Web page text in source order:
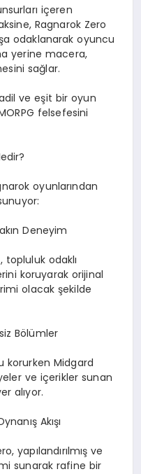
içeren
Ragnarok Zero
odaklanarak oyuncu
yerine macera,
sağlar.
ve eşit bir oyun
felsefesini
oyunlarından
Deneyim
topluluk odaklı
koruyarak orijinal
olacak şekilde
Bölümler
korurken Midgard
ve içerikler sunan
alıyor.
Akışı
yapılandırılmış ve
sunarak rafine bir